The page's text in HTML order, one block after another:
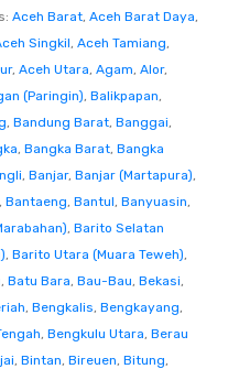
Aceh Barat, Aceh Barat Daya,
Singkil, Aceh Tamiang,
, Aceh Utara, Agam, Alor,
(Paringin), Balikpapan,
, Bandung Barat, Banggai,
, Bangka Barat, Bangka
, Banjar, Banjar (Martapura),
, Bantaeng, Bantul, Banyuasin,
, Barito Selatan
, Barito Utara (Muara Teweh),
, Batu Bara, Bau-Bau, Bekasi,
, Bengkalis, Bengkayang,
, Bengkulu Utara, Berau
, Bintan, Bireuen, Bitung,